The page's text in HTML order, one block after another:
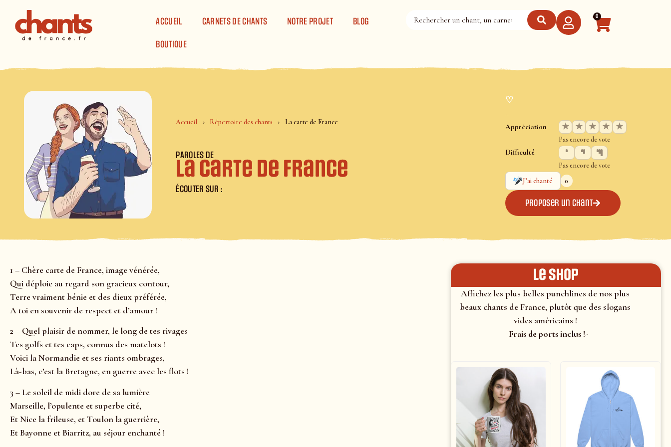
ACCUEIL
CARNETS DE CHANTS NOTRE PROJET BLOG
BOUTIQUE
0
Accueil Répertoire des chants La carte de France
PAROLES DE
La carte de France
ÉCOUTER SUR :
♡
+
Appréciation ★ ★ ★ ★ ★
Pas encore de vote
Difficulté
Pas encore de vote
J’ai chanté
0
Proposer un chant
1 – Chère carte de France, image vénérée,
Qui déploie au regard son gracieux contour,
Terre vraiment bénie et des dieux préférée,
A toi en souvenir de respect et d’amour !
2 – Quel plaisir de nommer, le long de tes rivages
Tes golfs et tes caps, connus des matelots !
Voici la Normandie et ses riants ombrages,
Là-bas, c’est la Bretagne, en guerre avec les flots !
3 – Le soleil de midi dore de sa lumière
Marseille, l’opulente et superbe cité,
Et Nice la frileuse, et Toulon la guerrière,
Et Bayonne et Biarritz, au séjour enchanté !
le shop
Affichez les plus belles punchlines de nos plus
beaux chants de France, plutôt que des slogans
vides américains !
– Frais de ports inclus !-